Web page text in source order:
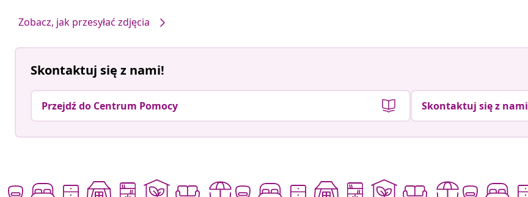
Zobacz, jak przesyłać zdjęcia
Skontaktuj się z nami!
Przejdź do Centrum Pomocy Skontaktuj się z nami